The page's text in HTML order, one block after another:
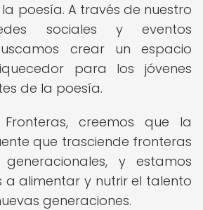
poesía. A través de nuestro
sociales y eventos
crear un espacio
para los jóvenes
de la poesía.
creemos que la
que trasciende fronteras
y estamos
alimentar y nutrir el talento
generaciones.